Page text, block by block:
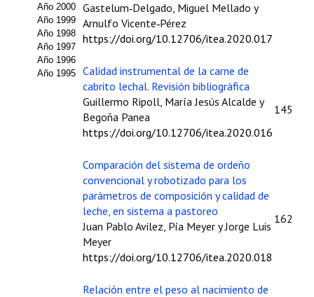
Premio Jóvenes Investigadores
Buscador de Comunicaciones
Buscador de Comunicaciones
Año 2000
Año 1999
Año 1998
Año 1997
Año 1996
Año 1995
Gastelum‑Delgado, Miguel Mellado y
Arnulfo Vicente‑Pérez
https://doi.org/10.12706/itea.2020.017
Calidad instrumental de la carne de
cabrito lechal. Revisión bibliográfica
Guillermo Ripoll, María Jesús Alcalde y
Begoña Panea
https://doi.org/10.12706/itea.2020.016
145
Comparación del sistema de ordeño
convencional y robotizado para los
parámetros de composición y calidad de
leche, en sistema a pastoreo
Juan Pablo Avilez, Pía Meyer y Jorge Luis
Meyer
https://doi.org/10.12706/itea.2020.018
162
Relación entre el peso al nacimiento de